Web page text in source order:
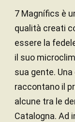
7 Magnífics è
qualità creati
essere la
il suo
sua gente.
raccontano il
alcune tra le
Catalogna. Ad